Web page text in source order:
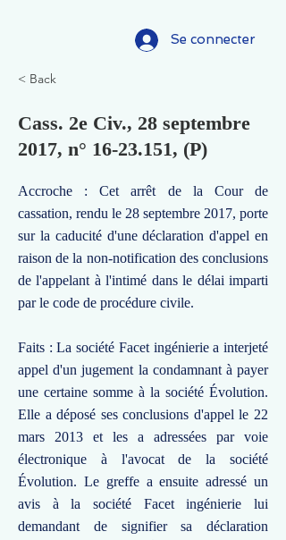
Se connecter
< Back
Cass. 2e Civ., 28 septembre
2017, n° 16-23.151, (P)
Accroche : Cet arrêt de la Cour de
cassation, rendu le 28 septembre 2017, porte
sur la caducité d'une déclaration d'appel en
raison de la non-notification des conclusions
de l'appelant à l'intimé dans le délai imparti
par le code de procédure civile.
Faits : La société Facet ingénierie a interjeté
appel d'un jugement la condamnant à payer
une certaine somme à la société Évolution.
Elle a déposé ses conclusions d'appel le 22
mars 2013 et les a adressées par voie
électronique à l'avocat de la société
Évolution. Le greffe a ensuite adressé un
avis à la société Facet ingénierie lui
demandant de signifier sa déclaration